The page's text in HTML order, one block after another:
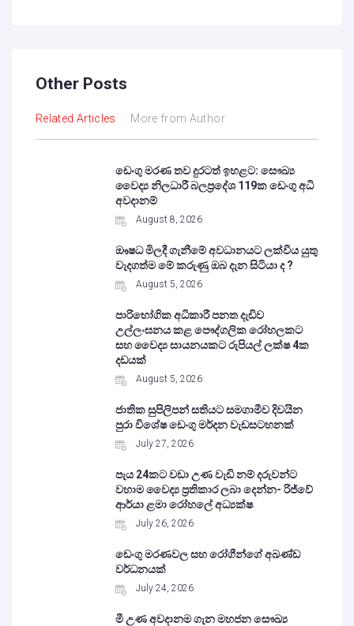
Other Posts
Related Articles More from Author
ඩෙංගු මරණ තව දුරටත් ඉහළට: සෞඛ්‍ය
වෛද්‍ය නිලධාරී බලප්‍රදේශ 119ක ඩෙංගු අධි
අවදානම්
August 8, 2026
ඖෂධ මිලදී ගැනීමේ අවධානයට ලක්විය යුතු
වැදගත්ම මේ කරුණු ඔබ දැන සිටියා ද ?
August 5, 2026
පාරිභෝගික අධිකාරී පනත දැඩිව
උල්ලංඝනය කළ පෞද්ගලික රෝහලකට
සහ වෛද්‍ය සායනයකට රුපියල් ලක්ෂ 4ක
දඩයක්
August 5, 2026
ජාතික සුපිලිපන් සතියට සමගාමීව දිවයින
පුරා විශේෂ ඩෙංගු මර්දන වැඩසටහනක්
July 27, 2026
පැය 24කට වඩා උණ වැඩි නම් දරුවන්ට
වහාම වෛද්‍ය ප්‍රතිකාර ලබා දෙන්න- රිජ්වේ
ආර්යා ළමා රෝහලේ අධ්‍යක්ෂ
July 26, 2026
ඩෙංගු මරණවල සහ රෝගීන්ගේ අඛණ්ඩ
වර්ධනයක්
July 24, 2026
මී උණ අවදානම ගැන මහජන සෞඛ්‍ය